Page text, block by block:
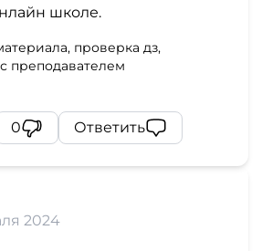
школе.
проверка дз,
преподавателем
0 Ответить
2024